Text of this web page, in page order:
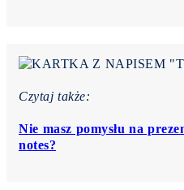
Czytaj także:
Nie masz pomysłu na
notes?